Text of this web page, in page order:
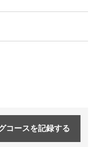
コースを記録する